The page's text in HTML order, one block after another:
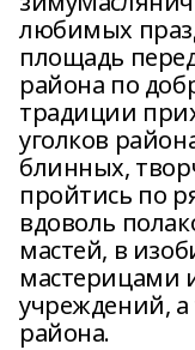
любимых
площадь
района по
традиции
уголков
блинных,
пройтись по
вдоволь
мастей, в
мастерицами
учреждений, а
района.